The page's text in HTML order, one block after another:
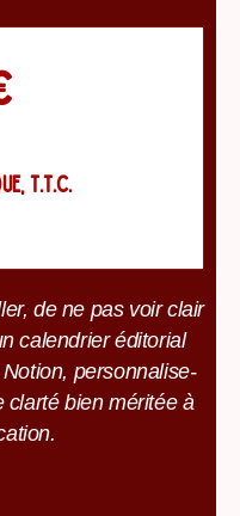
T.T.C.
de ne pas voir clair
calendrier éditorial
personnalise-
clarté bien méritée à